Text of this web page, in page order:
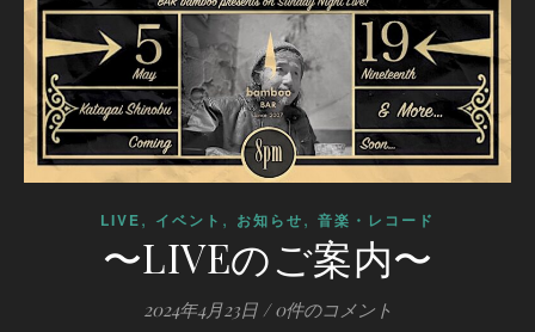
LIVE, イベント , お知らせ, 音楽・レコード
〜LIVEのご案内〜
2024年4月23日 / 0件のコメント